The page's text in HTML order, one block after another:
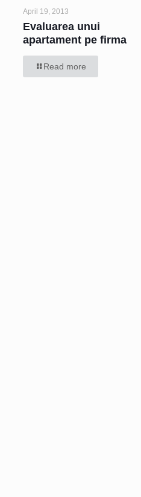
April 19, 2013
Evaluarea unui
apartament pe firma
Read more